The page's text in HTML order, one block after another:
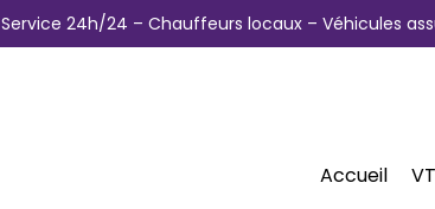
Service 24h/24 – Chauffeurs locaux – Véhicules
Accueil